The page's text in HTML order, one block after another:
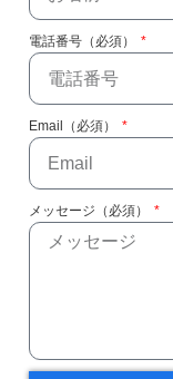
電話番号（必須）
Email（必須）
メッセージ（必須）